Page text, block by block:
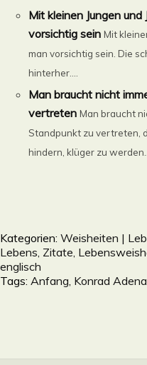
Mit kleinen Jungen und
vorsichtig sein Mit
man vorsichtig sein. Die
hinterher....
Man braucht nicht
vertreten Man braucht
Standpunkt zu vertreten,
hindern, klüger zu
Kategorien: Weisheiten |
Lebens, Zitate,
englisch
Tags: Anfang Konrad